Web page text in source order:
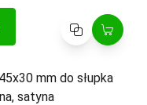
Porównaj
mm do słupka
satyna